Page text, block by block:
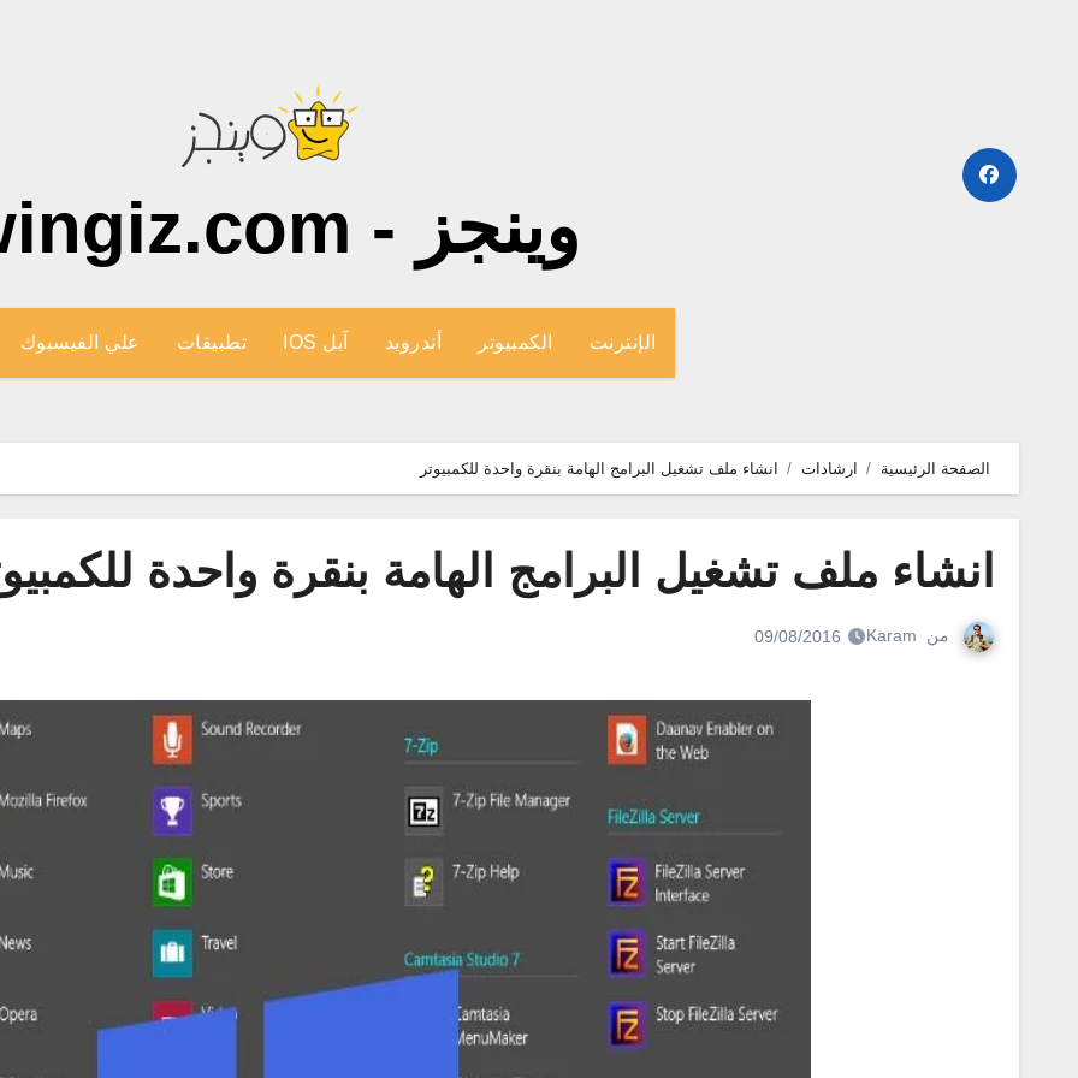
وينجز - wingiz.com
الإنترنت الكمبيوتر أندرويد آبل IOS تطبيقات علي الفيسبوك
الصفحة الرئيسية ارشادات انشاء ملف تشغيل البرامج الهامة بنقرة واحدة للكمبيوتر
انشاء ملف تشغيل البرامج الهامة بنقرة واحدة
من Karam
09/08/2016